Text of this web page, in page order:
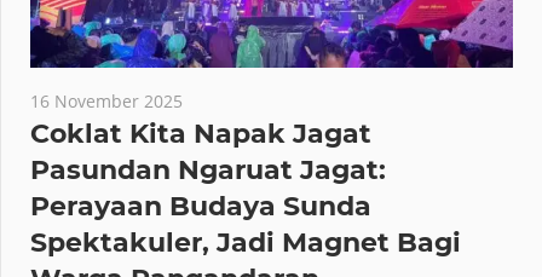
16 November 2025
Coklat Kita Napak Jagat
Pasundan Ngaruat Jagat:
Perayaan Budaya Sunda
Spektakuler, Jadi Magnet Bagi